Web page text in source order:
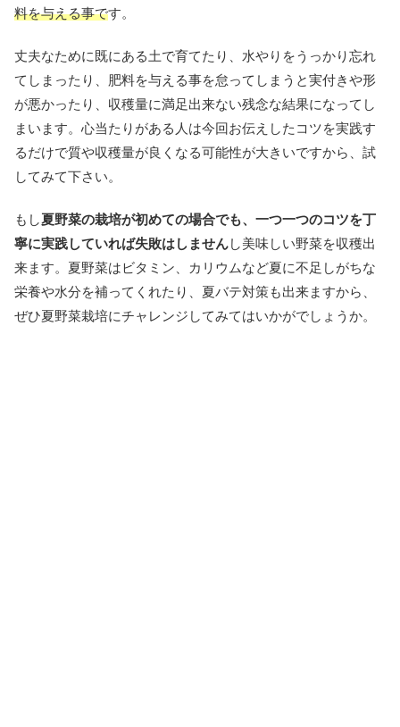
料を与える事です。
丈夫なために既にある土で育てたり、水やりをうっかり忘れ
てしまったり、肥料を与える事を怠ってしまうと実付きや形
が悪かったり、収穫量に満足出来ない残念な結果になってし
まいます。心当たりがある人は今回お伝えしたコツを実践す
るだけで質や収穫量が良くなる可能性が大きいですから、試
してみて下さい。
もし夏野菜の栽培が初めての場合でも、一つ一つのコツを丁
寧に実践していれば失敗はしませんし美味しい野菜を収穫出
来ます。夏野菜はビタミン、カリウムなど夏に不足しがちな
栄養や水分を補ってくれたり、夏バテ対策も出来ますから、
ぜひ夏野菜栽培にチャレンジしてみてはいかがでしょうか。